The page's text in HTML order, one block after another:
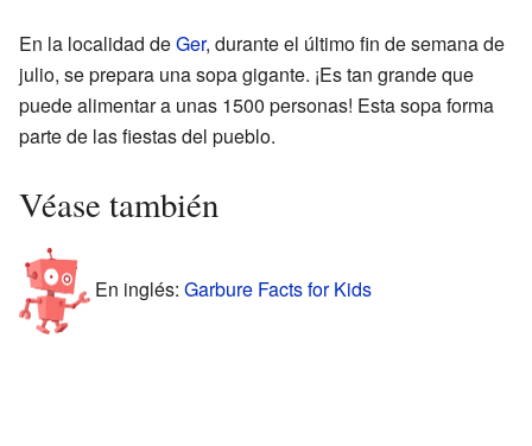
En la localidad deGer, durante el último fin de semana de
julio, se prepara una sopa gigante. ¡Es tan grande que
puede alimentar a unas 1500 personas! Esta sopa forma
parte de las fiestas del pueblo.
Véase también
En inglés: Garbure Facts for Kids